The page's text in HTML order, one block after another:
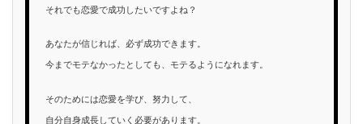
それでも恋愛で成功したいですよね？
あなたが信じれば、必ず成功できます。
今までモテなかったとしても、モテるようになれます。
そのためには恋愛を学び、努力して、
自分自身成長していく必要があります。